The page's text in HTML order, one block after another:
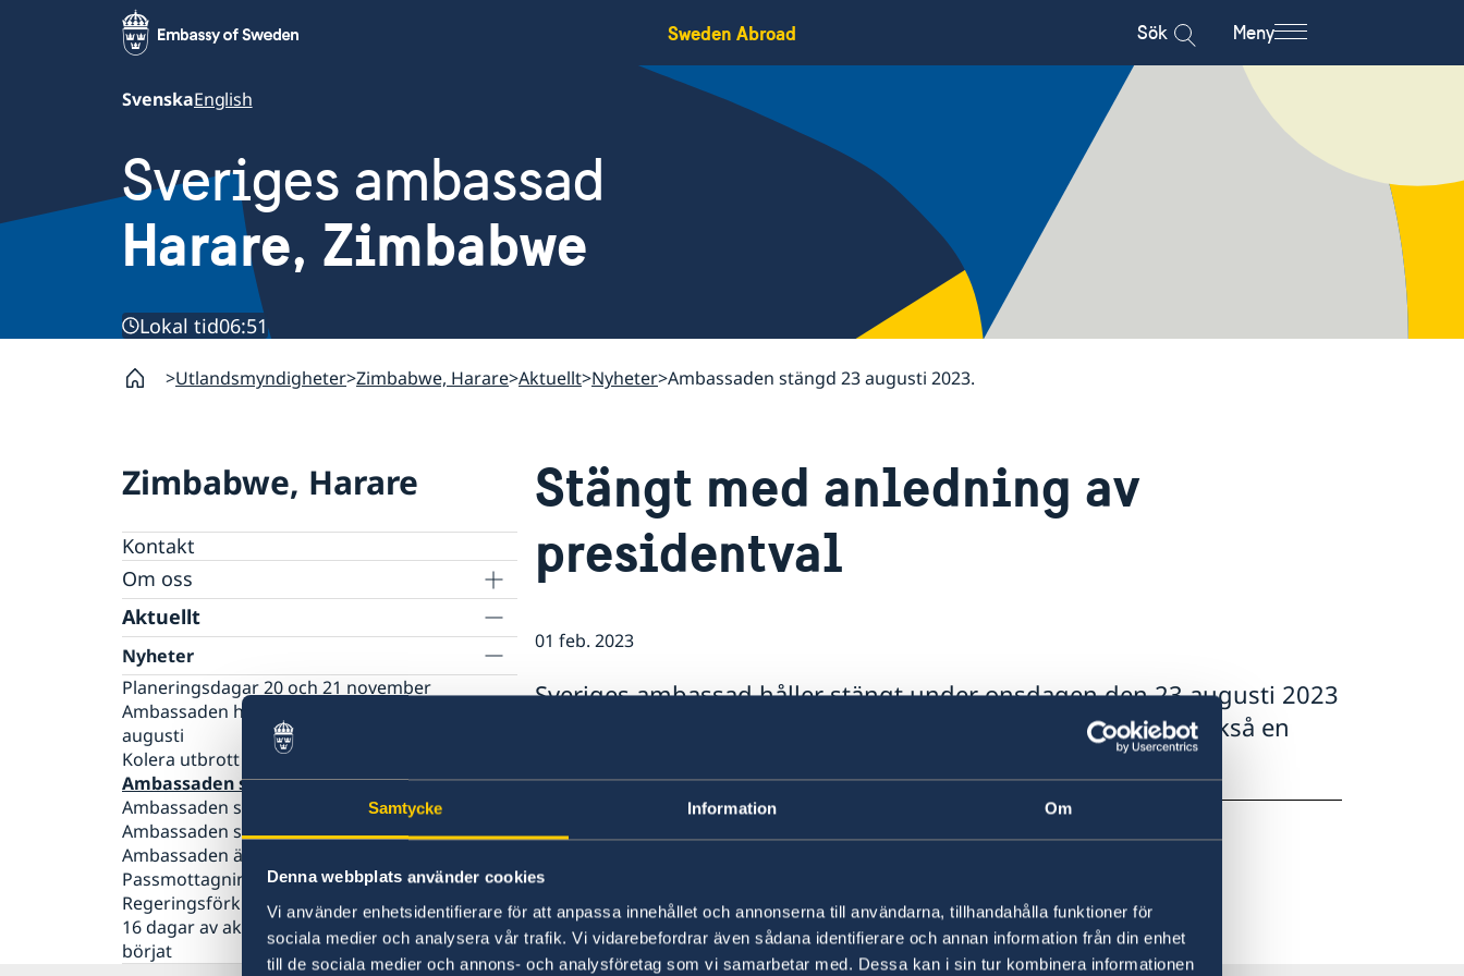
Samtycke Information Om
Denna webbplats använder cookies
Vi använder enhetsidentifierare för att anpassa innehållet och annonserna till användarna, tillhandahålla funktioner för
sociala medier och analysera vår trafik. Vi vidarebefordrar även sådana identifierare och annan information från din enhet
till de sociala medier och annons- och analysföretag som vi samarbetar med. Dessa kan i sin tur kombinera informationen
Sweden Abroad Sök Meny
SvenskaEnglish
Sveriges ambassad
Harare, Zimbabwe
Lokal tid06:51
Utlandsmyndigheter Zimbabwe, Harare Aktuellt Nyheter Ambassaden stängd 23 augusti 2023.
Zimbabwe, Harare
Kontakt
Om oss
Ambassaden
Ambassadens personal
Lediga tjänster
Aktuellt
Nyheter
Planeringsdagar 20 och 21 november
Ambassaden håller stängt den 11:e och 12:e
augusti
Kolera utbrott Zimbabwe
Ambassaden stängd 23 augusti 2023.
Ambassaden stängd 7 och 10 april 2023
Ambassaden stängd 18 april 2023
Ambassaden är stängd 10 och 13 april
Passmottagningen stängd 25-27 feb.
Regeringsförklaringen den 21 januari 2019
16 dagar av aktivism mot könsrelaterat våld har
börjat
Stängt med anledning av
presidentval
01 feb. 2023
Sveriges ambassad håller stängt under onsdagen den 23 augusti 2023
med anledning av valdagen (presidentval) - denna dag är också en